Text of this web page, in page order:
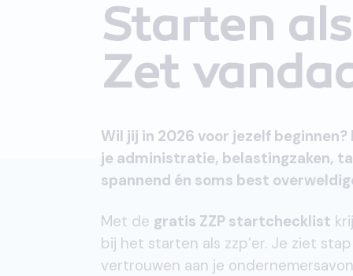
Starten
Zet
Wil jij in 2026 voor jezelf
je administratie, belastingzaken,
spannend én soms best
Met de gratis ZZP startchecklist
bij het starten als zzp’er. Je ziet
vertrouwen aan je